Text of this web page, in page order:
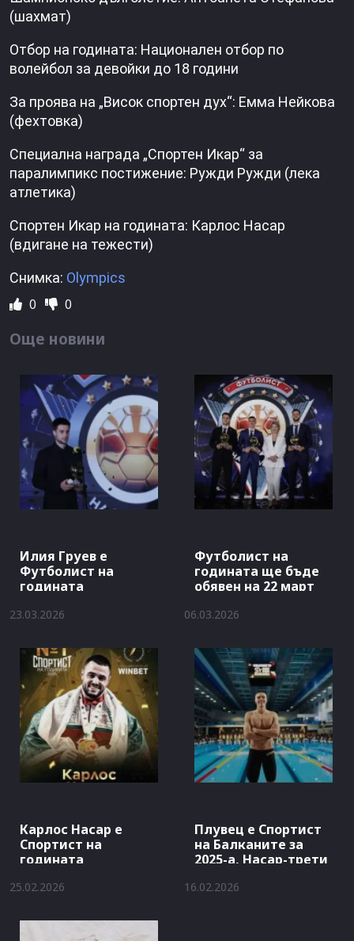
(шахмат)
Отбор на годината: Национален отбор по
волейбол за девойки до 18 години
За проява на „Висок спортен дух“: Емма Нейкова
(фехтовка)
Специална награда „Спортен Икар“ за
паралимпикс постижение: Ружди Ружди (лека
атлетика)
Спортен Икар на годината: Карлос Насар
(вдигане на тежести)
Снимка: Olympics
0 0
Още новини
Илия Груев е
Футболист на
годината
23.03.2026
Футболист на
годината ще бъде
обявен на 22 март
06.03.2026
Карлос Насар е
Спортист на
годината
25.02.2026
Плувец е Спортист
на Балканите за
2025-а, Насар-трети
16.02.2026